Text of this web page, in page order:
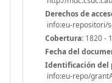
Derechos de
info:eu-repositori/
Cobertura: 1820 -
Fecha del
Identificación del
info:eu-repo/